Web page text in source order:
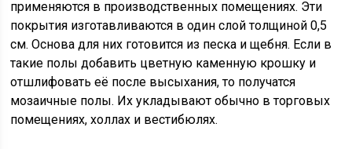
применяются в производственных помещениях. Эти
покрытия изготавливаются в один слой толщиной 0,5
см. Основа для них готовится из песка и щебня. Если в
такие полы добавить цветную каменную крошку и
отшлифовать её после высыхания, то получатся
мозаичные полы. Их укладывают обычно в торговых
помещениях, холлах и вестибюлях.